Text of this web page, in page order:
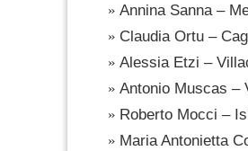
Annina Sanna –
Claudia Ortu –
Alessia Etzi –
Antonio Muscas –
Roberto Mocci –
Maria Antonietta